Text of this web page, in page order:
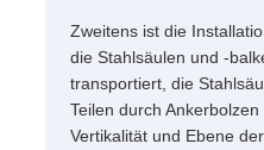
Zweitens ist die
die Stahlsäulen und -
transportiert, die
Teilen durch
Vertikalität und Ebene